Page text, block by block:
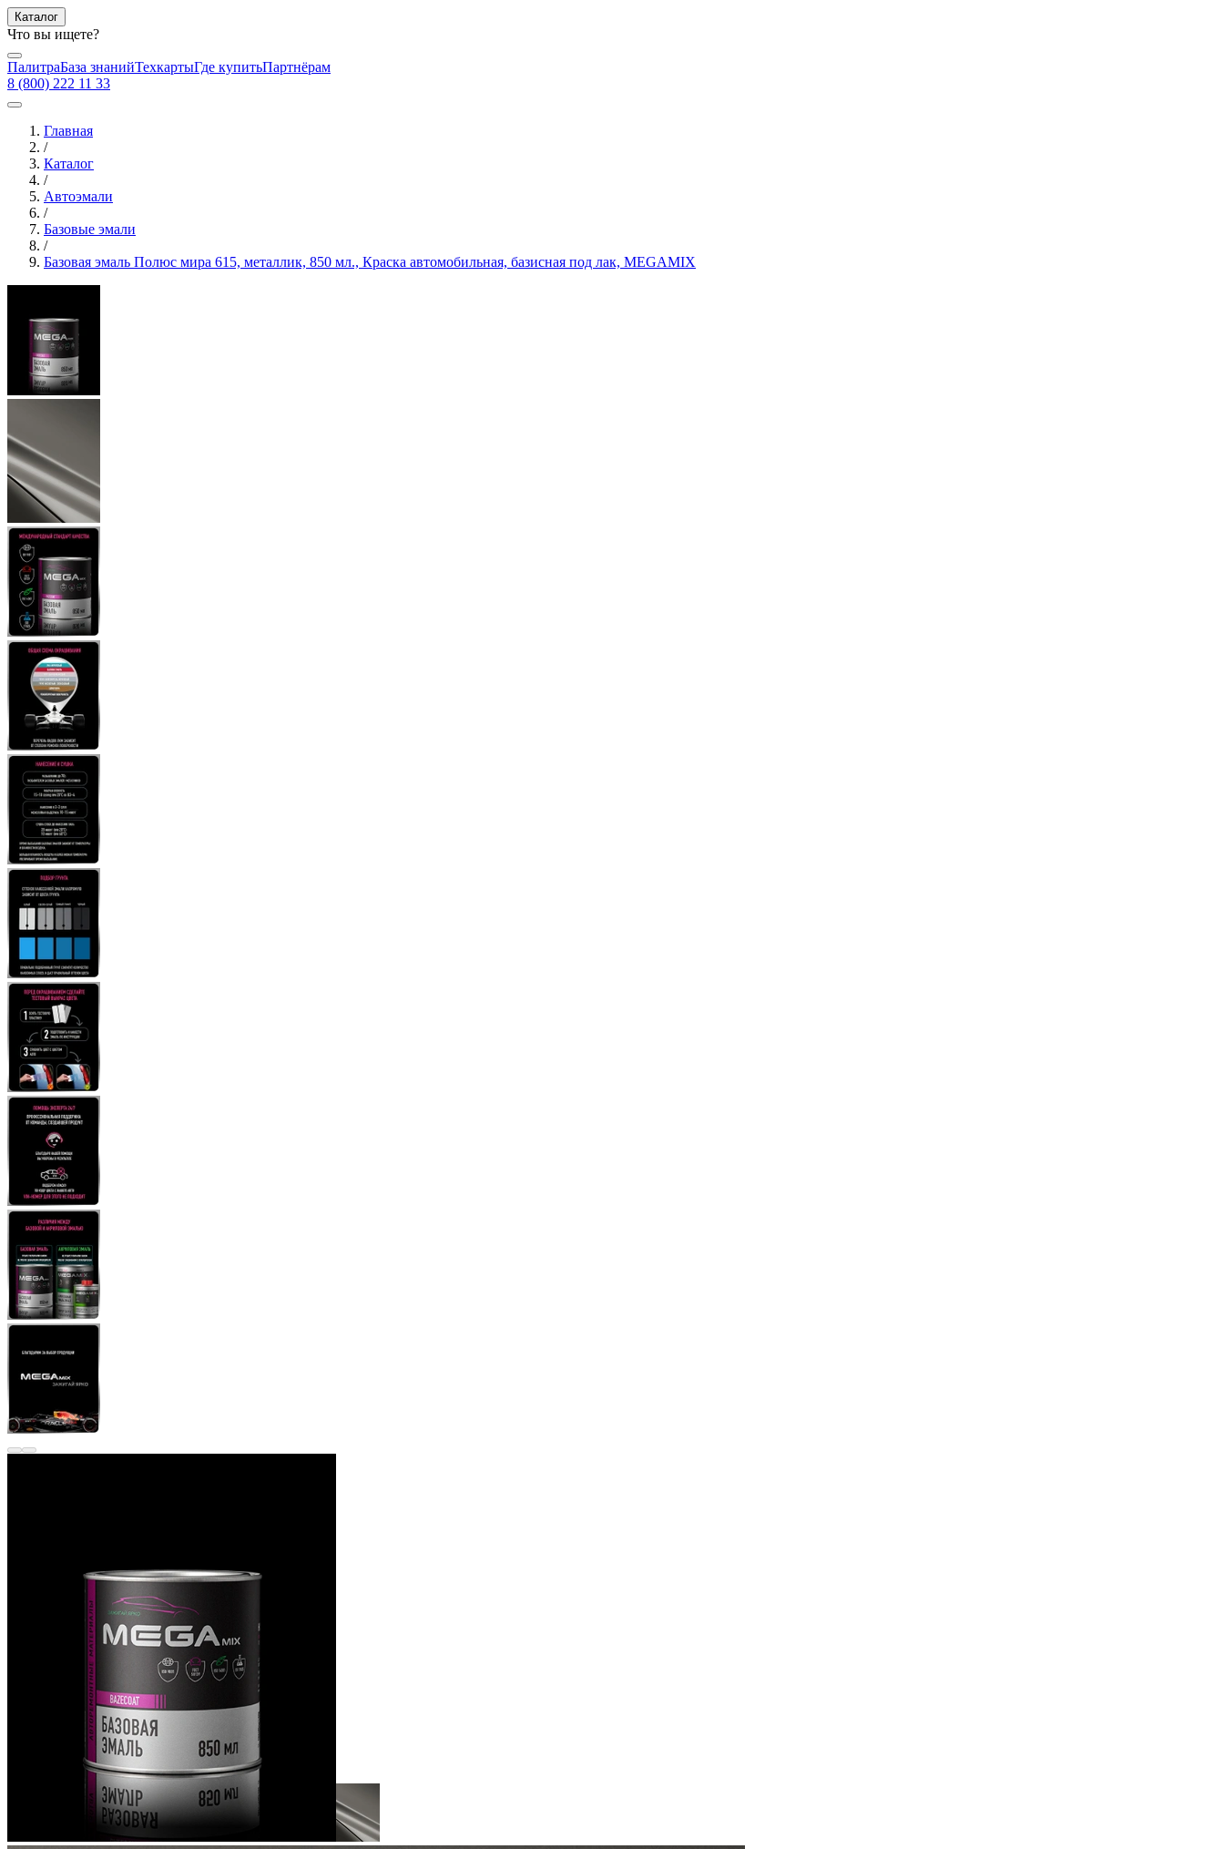
Каталог
Что вы ищете?
ПалитраБаза знанийТехкартыГде купитьПартнёрам
8 (800) 222 11 33
Главная
/
Каталог
/
Автоэмали
/
Базовые эмали
/
Базовая эмаль Полюс мира 615, металлик, 850 мл., Краска автомобильная, базисная под лак, MEGAMIX